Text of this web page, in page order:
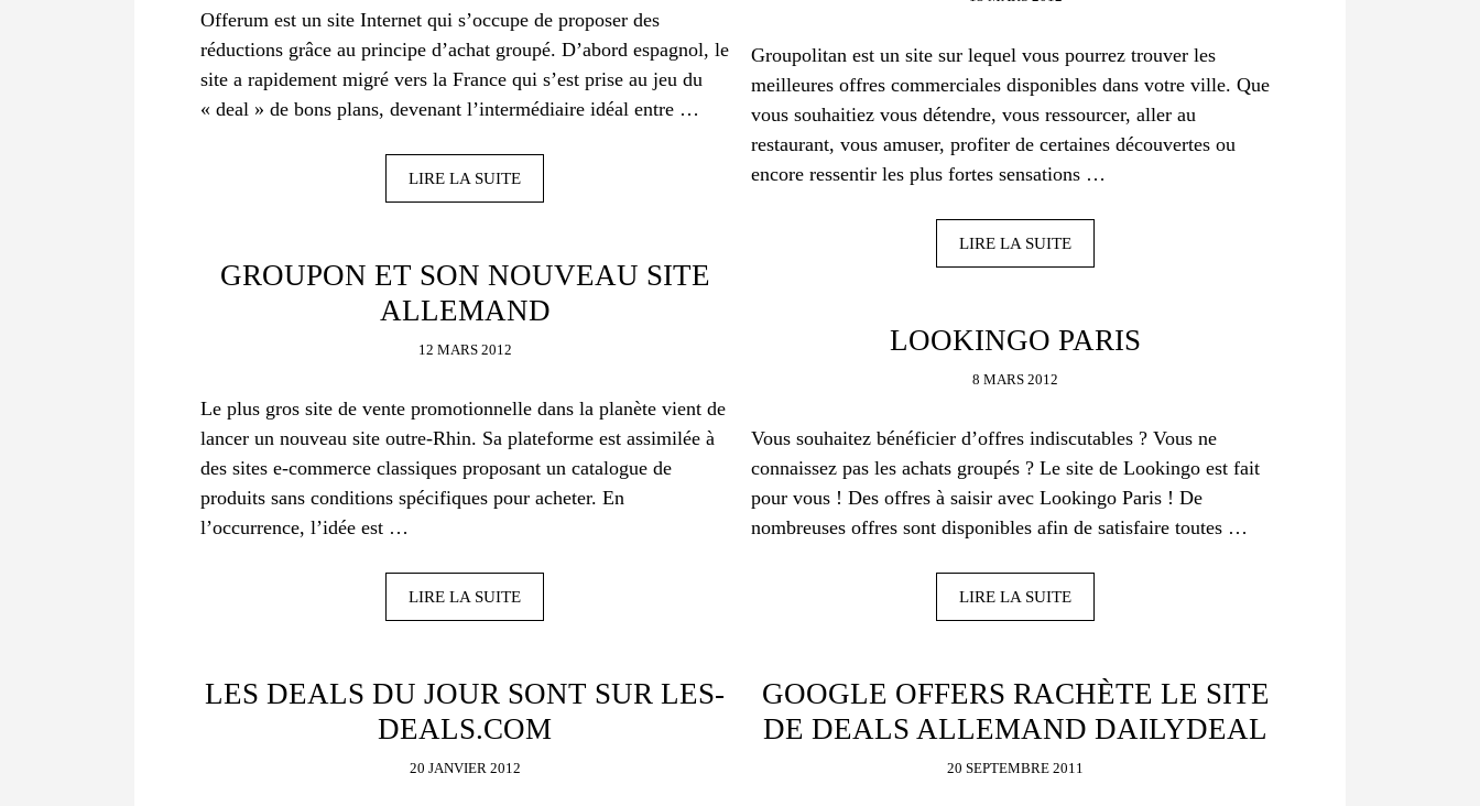
Offerum est un site Internet qui s’occupe de proposer des
réductions grâce au principe d’achat groupé. D’abord espagnol, le
site a rapidement migré vers la France qui s’est prise au jeu du
« deal » de bons plans, devenant l’intermédiaire idéal entre …
LIRE LA SUITE
Groupolitan est un site sur lequel vous pourrez trouver les
meilleures offres commerciales disponibles dans votre ville. Que
vous souhaitiez vous détendre, vous ressourcer, aller au
restaurant, vous amuser, profiter de certaines découvertes ou
encore ressentir les plus fortes sensations …
LIRE LA SUITE
GROUPON ET SON NOUVEAU SITE
ALLEMAND
12 MARS 2012
Le plus gros site de vente promotionnelle dans la planète vient de
lancer un nouveau site outre-Rhin. Sa plateforme est assimilée à
des sites e-commerce classiques proposant un catalogue de
produits sans conditions spécifiques pour acheter. En
l’occurrence, l’idée est …
LIRE LA SUITE
LOOKINGO PARIS
8 MARS 2012
Vous souhaitez bénéficier d’offres indiscutables ? Vous ne
connaissez pas les achats groupés ? Le site de Lookingo est fait
pour vous ! Des offres à saisir avec Lookingo Paris ! De
nombreuses offres sont disponibles afin de satisfaire toutes …
LIRE LA SUITE
LES DEALS DU JOUR SONT SUR LES-
DEALS.COM
20 JANVIER 2012
GOOGLE OFFERS RACHÈTE LE SITE
DE DEALS ALLEMAND DAILYDEAL
20 SEPTEMBRE 2011